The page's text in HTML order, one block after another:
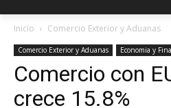
Inicio Comercio Exterior y Aduanas
Comercio Exterior y Aduanas Economia y
Comercio con
crece 15.8%